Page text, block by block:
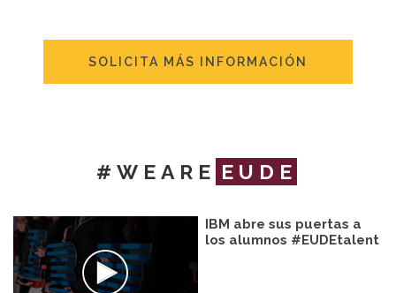
SOLICITA MÁS INFORMACIÓN
#WEARE EUDE
IBM abre sus puertas a
los alumnos #EUDEtalent